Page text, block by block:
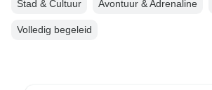
Stad & Cultuur Avontuur & Adrenaline
Volledig begeleid